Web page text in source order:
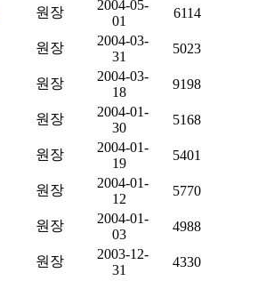
원장
2004-05-
01
6114
원장
2004-03-
31
5023
원장
2004-03-
18
9198
원장
2004-01-
30
5168
원장
2004-01-
19
5401
원장
2004-01-
12
5770
원장
2004-01-
03
4988
원장
2003-12-
31
4330